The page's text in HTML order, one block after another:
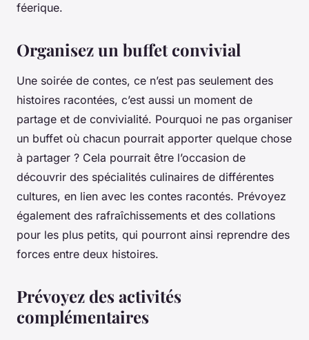
féerique.
Organisez un buffet convivial
Une soirée de contes, ce n’est pas seulement des
histoires racontées, c’est aussi un moment de
partage et de convivialité. Pourquoi ne pas organiser
un buffet où chacun pourrait apporter quelque chose
à partager ? Cela pourrait être l’occasion de
découvrir des spécialités culinaires de différentes
cultures, en lien avec les contes racontés. Prévoyez
également des rafraîchissements et des collations
pour les plus petits, qui pourront ainsi reprendre des
forces entre deux histoires.
Prévoyez des activités
complémentaires